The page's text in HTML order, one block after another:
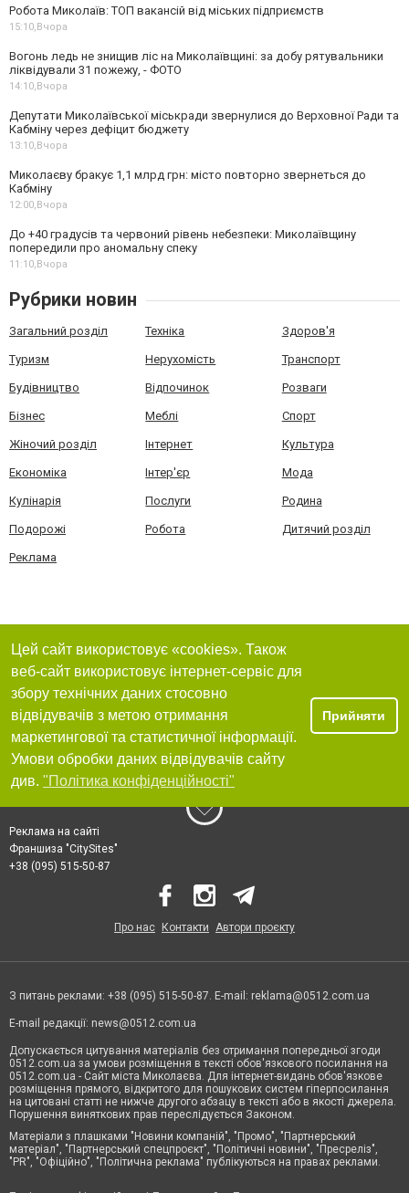
Робота Миколаїв: ТОП вакансій від міських підприємств
15:10, Вчора
Вогонь ледь не знищив ліс на Миколаївщині: за добу рятувальники
ліквідували 31 пожежу, - ФОТО
14:10, Вчора
Депутати Миколаївської міськради звернулися до Верховної Ради та
Кабміну через дефіцит бюджету
13:10, Вчора
Миколаєву бракує 1,1 млрд грн: місто повторно звернеться до
Кабміну
12:00, Вчора
До +40 градусів та червоний рівень небезпеки: Миколаївщину
попередили про аномальну спеку
11:10, Вчора
Рубрики новин
Загальний розділ Техніка Здоров'я
Туризм Нерухомість Транспорт
Будівництво Відпочинок Розваги
Бізнес Меблі Спорт
Жіночий розділ Інтернет Культура
Економіка Інтер'єр Мода
Кулінарія Послуги Родина
Подорожі Робота Дитячий розділ
Реклама
Цей сайт використовує «cookies». Також
веб-сайт використовує інтернет-сервіс для
збору технічних даних стосовно
відвідувачів з метою отримання
маркетингової та статистичної інформації.
Умови обробки даних відвідувачів сайту
див. "Політика конфіденційності"
Прийняти
Реклама на сайті
Франшиза "CitySites"
+38 (095) 515-50-87
Про нас Контакти Автори проєкту
З питань реклами: +38 (095) 515-50-87. E-mail: reklama@0512.com.ua
E-mail редакції: news@0512.com.ua
Допускається цитування матеріалів без отримання попередньої згоди
0512.com.ua за умови розміщення в тексті обов'язкового посилання на
0512.com.ua - Сайт міста Миколаєва. Для інтернет-видань обов'язкове
розміщення прямого, відкритого для пошукових систем гіперпосилання
на цитовані статті не нижче другого абзацу в тексті або в якості джерела.
Порушення виняткових прав переслідується Законом.
Матеріали з плашками "Новини компаній", "Промо", "Партнерський
матеріал", "Партнерський спецпроєкт", "Політичні новини", "Пресреліз",
"PR", "Офіційно", "Політична реклама" публікуються на правах реклами.